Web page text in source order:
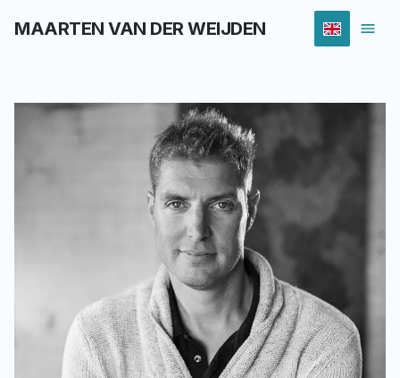
MAARTEN VAN DER WEIJDEN